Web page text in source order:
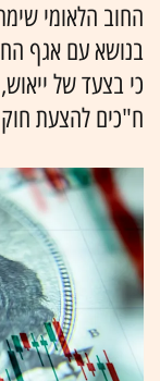
החוב הלאומי
בנושא עם אגף
כי בצעד של
ח"כים להצעת